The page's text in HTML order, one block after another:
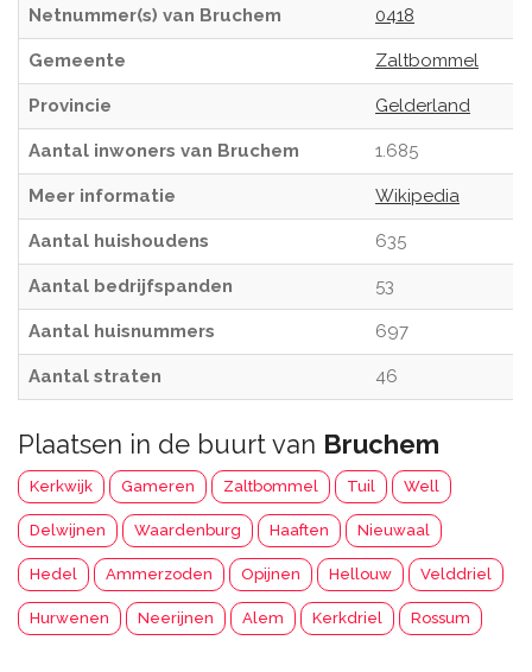
Netnummer(s) van Bruchem 0418
Gemeente Zaltbommel
Provincie Gelderland
Aantal inwoners van Bruchem 1.685
Meer informatie Wikipedia
Aantal huishoudens 635
Aantal bedrijfspanden 53
Aantal huisnummers 697
Aantal straten 46
Plaatsen in de buurt van Bruchem
Kerkwijk Gameren Zaltbommel Tuil Well
Delwijnen Waardenburg Haaften Nieuwaal
Hedel Ammerzoden Opijnen Hellouw Velddriel
Hurwenen Neerijnen Alem Kerkdriel Rossum